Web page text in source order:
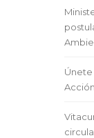
Únete